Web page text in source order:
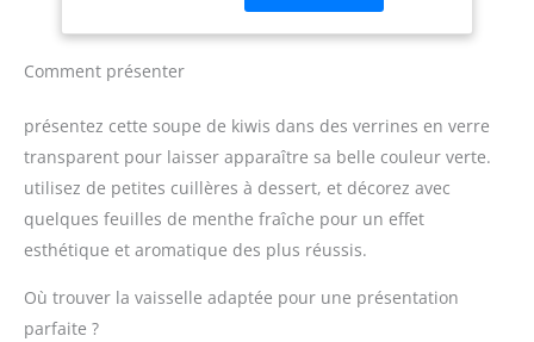
inclus : Le mixeur est
livré avec un gobelet
ingrédients, simplifiant la
Contenu de la livraison :
Mixeur plongeant
ErgoMixx 600 W avec 2
vitesses et gobelet
doseur
bouton PIED ANTI-
ECLABOUSSURES : Le
les dégâts, pour une
expérience plus propre
et plus agréable DESIGN
CONFORTABLE : Une
poignée ergonomique
avec une prise en main
texturée, pour
expérience plus facile et
plus confortable, idéal
Comment présenter
présentez cette soupe de kiwis dans des verrines en verre
transparent pour laisser apparaître sa belle couleur verte.
utilisez de petites cuillères à dessert, et décorez avec
quelques feuilles de menthe fraîche pour un effet
esthétique et aromatique des plus réussis.
Où trouver la vaisselle adaptée pour une présentation
parfaite ?